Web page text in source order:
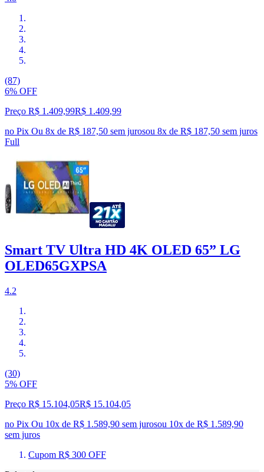
(87)
6% OFF
Preço R$ 1.409,99R$ 1.409,99
no Pix Ou 8x de R$ 187,50 sem jurosou 8x de R$ 187,50 sem juros
Full
Smart TV Ultra HD 4K OLED 65” LG
OLED65GXPSA
4.2
(30)
5% OFF
Preço R$ 15.104,05R$ 15.104,05
no Pix Ou 10x de R$ 1.589,90 sem jurosou 10x de R$ 1.589,90
sem juros
Cupom R$ 300 OFF